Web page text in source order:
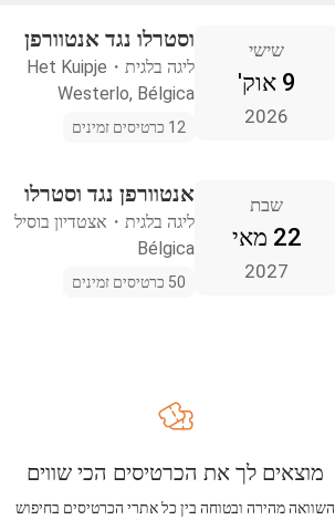
שישי
9 אוק'
2026
וסטרלו נגד אנטוורפן
ליגה בלגית ・
Het Kuipje
Westerlo, Bélgica
12 כרטיסים זמינים
שבת
22 מאי
2027
אנטוורפן נגד וסטרלו
ליגה בלגית ・ אצטדיון בוסיל
Bélgica
50 כרטיסים זמינים
מוצאים לך את הכרטיסים הכי שווים
השוואה מהירה ובטוחה בין כל אתרי הכרטיסים בחיפוש